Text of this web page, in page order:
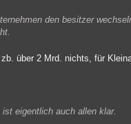
den besitzer
über 2 Mrd. nichts, für
eigentlich auch allen klar.